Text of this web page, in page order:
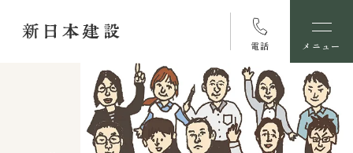
電話 メニュー